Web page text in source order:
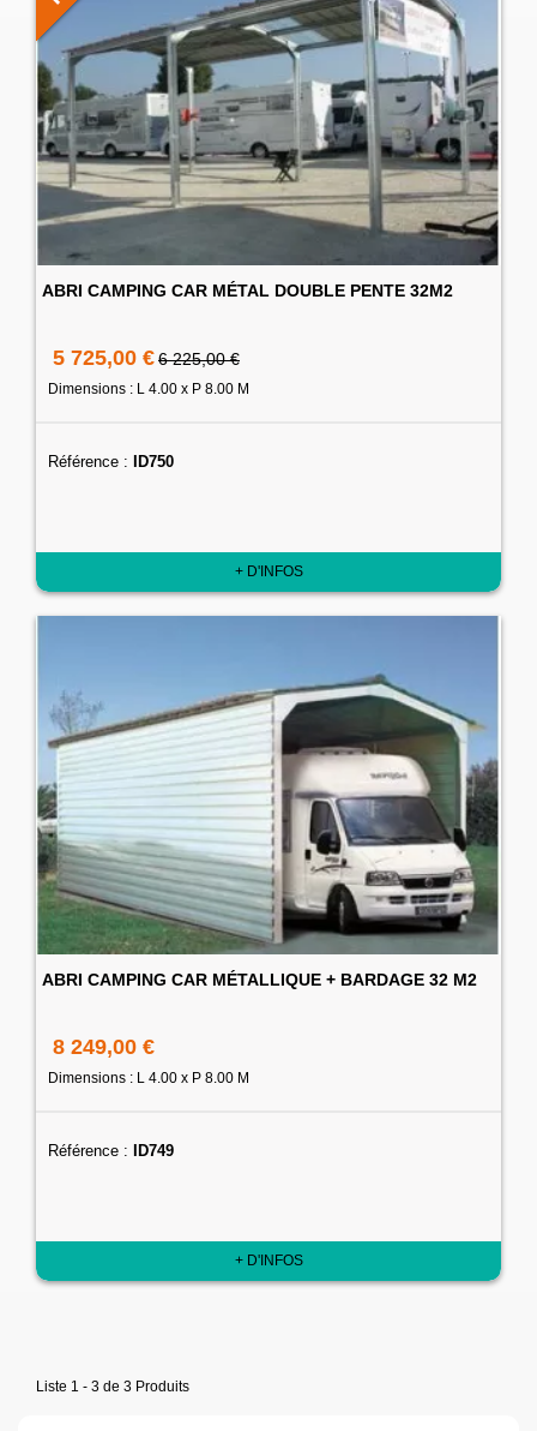
ABRI CAMPING CAR MÉTAL DOUBLE PENTE 32M2
5 725,00 €6 225,00 €
Dimensions : L 4.00 x P 8.00 M
Référence : ID750
+ D'INFOS
ABRI CAMPING CAR MÉTALLIQUE + BARDAGE 32 M2
8 249,00 €
Dimensions : L 4.00 x P 8.00 M
Référence : ID749
+ D'INFOS
Liste 1 - 3 de 3 Produits